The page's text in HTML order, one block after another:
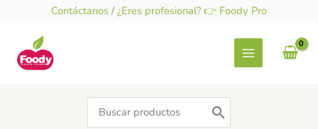
contenido
Contáctanos / ¿Eres profesional? 👉 Foody Pro
Search
for: